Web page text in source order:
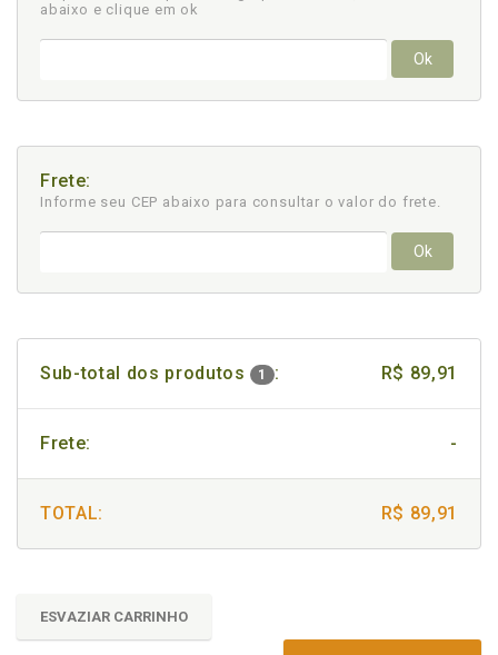
abaixo e clique em ok
Ok
Frete:
Informe seu CEP abaixo para consultar o valor do frete.
Ok
Sub-total dos produtos 1 : R$ 89,91
Frete: -
TOTAL: R$ 89,91
ESVAZIAR CARRINHO